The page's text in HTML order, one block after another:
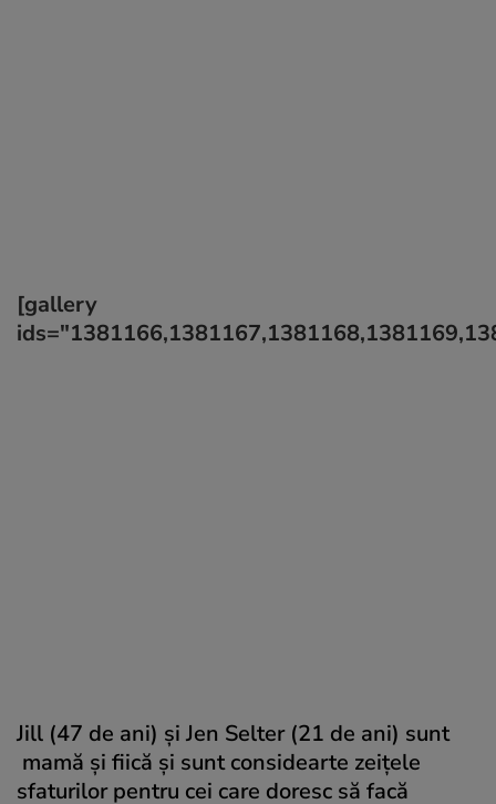
[gallery
Jill (47 de ani) și Jen Selter (21 de ani) sunt
mamă și fiică și sunt considearte zeițele
sfaturilor pentru cei care doresc să facă